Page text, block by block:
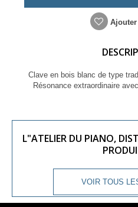
Ajouter
Clave en bois blanc de type
Résonance extraordinaire
L"ATELIER DU PIANO,
VOIR TOUS